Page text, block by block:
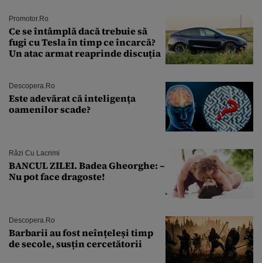
Promotor.ro
Ce se întâmplă dacă trebuie să
fugi cu Tesla în timp ce încarcă?
Un atac armat reaprinde discuția
Descopera.ro
Este adevărat că inteligența
oamenilor scade?
Râzi Cu Lacrimi
BANCUL ZILEI. Badea Gheorghe: –
Nu pot face dragoste!
Descopera.ro
Barbarii au fost neînțeleși timp
de secole, susțin cercetătorii